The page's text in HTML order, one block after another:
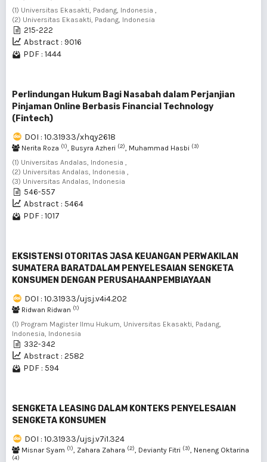
(1) Universitas Ekasakti, Padang, Indonesia ,
(2) Universitas Ekasakti, Padang, Indonesia
215-222
Abstract : 9016
PDF : 1444
Perlindungan Hukum Bagi Nasabah dalam Perjanjian
Pinjaman Online Berbasis Financial Technology
(Fintech)
DOI : 10.31933/xhqy2618
Nerita Roza (1), Busyra Azheri (2), Muhammad Hasbi (3)
(1) Universitas Andalas, Indonesia ,
(2) Universitas Andalas, Indonesia ,
(3) Universitas Andalas, Indonesia
546-557
Abstract : 5464
PDF : 1017
EKSISTENSI OTORITAS JASA KEUANGAN PERWAKILAN
SUMATERA BARATDALAM PENYELESAIAN SENGKETA
KONSUMEN DENGAN PERUSAHAANPEMBIAYAAN
DOI : 10.31933/ujsj.v4i4.202
Ridwan Ridwan (1)
(1) Program Magister Ilmu Hukum, Universitas Ekasakti, Padang,
Indonesia, Indonesia
332-342
Abstract : 2582
PDF : 594
SENGKETA LEASING DALAM KONTEKS PENYELESAIAN
SENGKETA KONSUMEN
DOI : 10.31933/ujsj.v7i1.324
Misnar Syam (1), Zahara Zahara (2), Devianty Fitri (3), Neneng Oktarina
(4)